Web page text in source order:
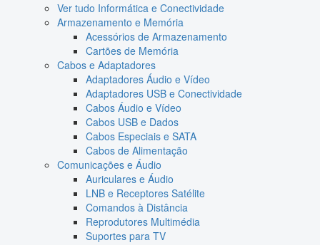
Ver tudo Informática e Conectividade
Armazenamento e Memória
Acessórios de Armazenamento
Cartões de Memória
Cabos e Adaptadores
Adaptadores Áudio e Vídeo
Adaptadores USB e Conectividade
Cabos Áudio e Vídeo
Cabos USB e Dados
Cabos Especiais e SATA
Cabos de Alimentação
Comunicações e Áudio
Auriculares e Áudio
LNB e Receptores Satélite
Comandos à Distância
Reprodutores Multimédia
Suportes para TV